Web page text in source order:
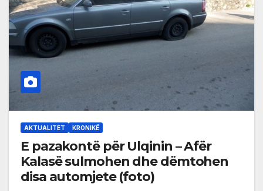
AKTUALITET KRONIKË
E pazakontë për Ulqinin – Afër
Kalasë sulmohen dhe dëmtohen
disa automjete (foto)